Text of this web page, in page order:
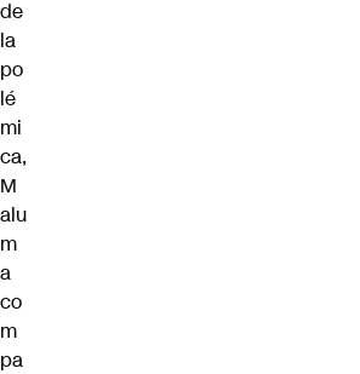
de
la
po
lé
mi
ca,
M
alu
m
a
co
m
pa